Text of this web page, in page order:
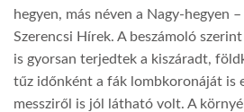
hegyen, más néven a Nagy-hegyen
Szerencsi Hírek. A beszámoló
is gyorsan terjedtek a kiszáradt,
tűz időnként a fák lombkoronáját is
messziről is jól látható volt. A